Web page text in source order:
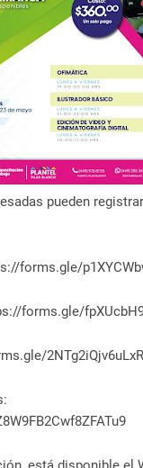
pueden
forms.gle/
forms.gle/